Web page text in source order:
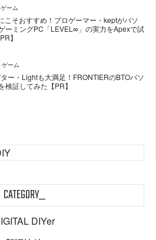
ゲーム
こそおすすめ！プロゲーマー・keptがパソ
ーミングPC「LEVEL∞」の実力をApexで試
】
ゲーム
ー・Lightも大満足！FRONTIERのBTOパソ
検証してみた【PR】
CATEGORY_
DIYer